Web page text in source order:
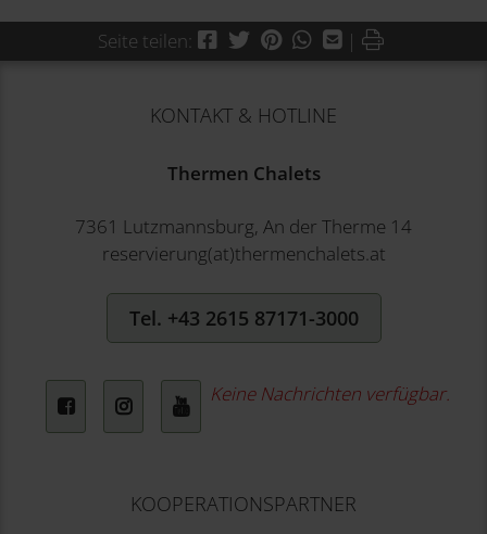
Seite teilen: Facebook
Twitter
PinterestWhatsApp
Mail
| Drucken
KONTAKT & HOTLINE
Thermen Chalets
7361 Lutzmannsburg, An der Therme 14
reservierung(at)thermenchalets.at
Tel. +43 2615 87171-3000
FacebookInstagramYouTube
Keine Nachrichten verfügbar.
KOOPERATIONSPARTNER